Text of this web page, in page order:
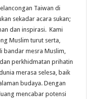
Taiwan di
sekadar acara sukan;
dan inspirasi. Kami
Muslim turut serta,
bandar mesra Muslim,
perkhidmatan prihatin
merasa selesa, baik
budaya. Dengan
mencabar potensi